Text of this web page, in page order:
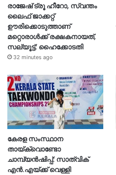
രാജേഷ് ട്രൂ ഹീറോ, സ്വന്തം
ലൈഫ് ജാക്കറ്റ്
ഊരിക്കൊടുത്താണ്
മറ്റൊരാള്‍ക്ക് രക്ഷകനായത്,
സല്യൂട്ട്: ഹൈക്കോടതി
32 minutes ago
കേരള സംസ്ഥാന
തായ്‌ക്വൊണ്ടോ
ചാമ്പ്യൻഷിപ്പ്: സാത്വിക്
എൻ.എയ്ക്ക് വെള്ളി